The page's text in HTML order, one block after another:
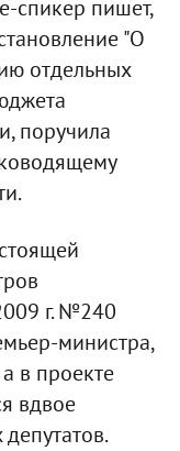
спикер пишет,
"О
отдельных
поручила
г. №240
министра,
в проекте
вдвое